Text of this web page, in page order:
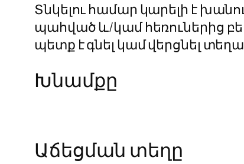
Տնկելու համար կարելի է
պահված և/կամ հեռուներից
պետք է գնել կամ վերցնել
Խնամքը
Աճեցման տեղը